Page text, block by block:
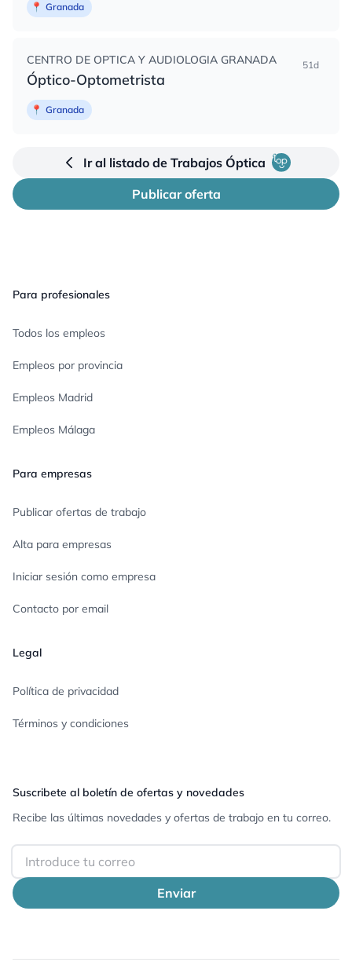
📍 Granada
CENTRO DE OPTICA Y AUDIOLOGIA GRANADA
Óptico-Optometrista
51d
📍 Granada
Ir al listado de Trabajos Óptica
Publicar oferta
Para profesionales
Todos los empleos
Empleos por provincia
Empleos Madrid
Empleos Málaga
Para empresas
Publicar ofertas de trabajo
Alta para empresas
Iniciar sesión como empresa
Contacto por email
Legal
Política de privacidad
Términos y condiciones
Suscribete al boletín de ofertas y novedades
Recibe las últimas novedades y ofertas de trabajo en tu correo.
Email
Enviar